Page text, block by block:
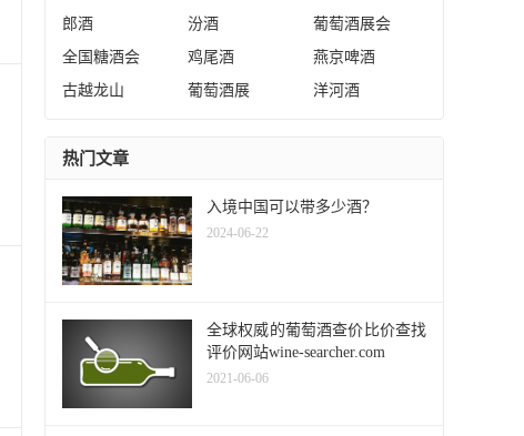
郎酒 汾酒 葡萄酒展会
全国糖酒会 鸡尾酒 燕京啤酒
古越龙山 葡萄酒展 洋河酒
热门文章
入境中国可以带多少酒？
2024-06-22
全球权威的葡萄酒查价比价查找
评价网站wine-searcher.com
2021-06-06